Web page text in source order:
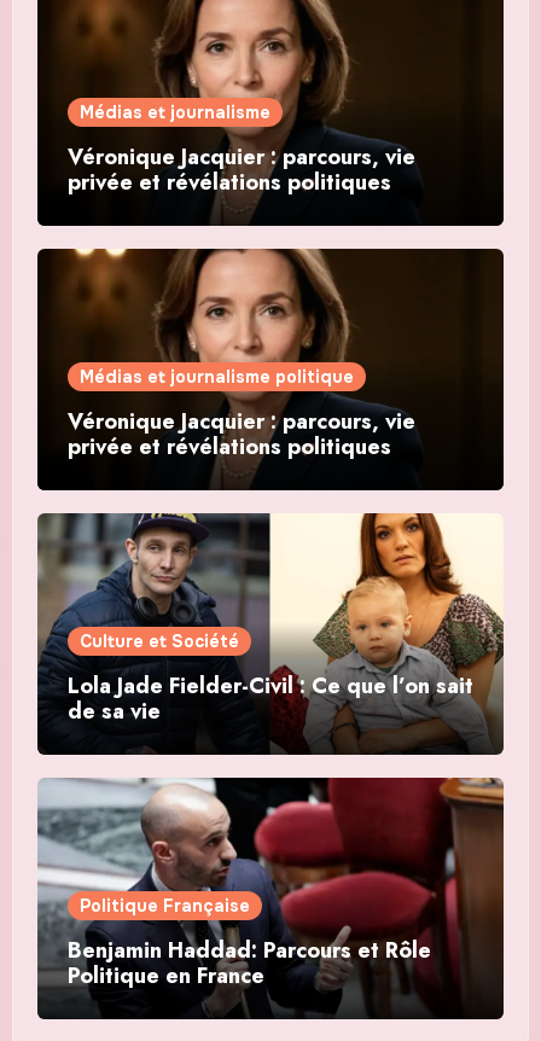
Médias et journalisme
Véronique Jacquier : parcours, vie
privée et révélations politiques
Médias et journalisme politique
Véronique Jacquier : parcours, vie
privée et révélations politiques
Culture et Société
Lola Jade Fielder-Civil : Ce que l’on sait
de sa vie
Politique Française
Benjamin Haddad: Parcours et Rôle
Politique en France